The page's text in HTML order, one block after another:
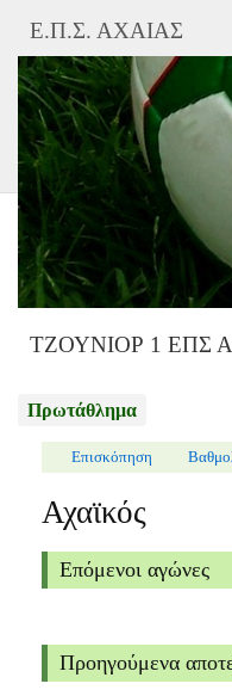
Ε.Π.Σ. ΑΧΑΙΑΣ
ΤΖΟΥΝΙΟΡ 1 ΕΠΣ
Πρωτάθλημα
Επισκόπηση
Αχαϊκός
Επόμενοι αγώνες
Προηγούμενα